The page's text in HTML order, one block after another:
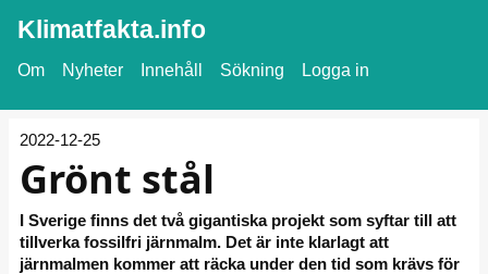
Klimatfakta.info
Om Nyheter Innehåll Sökning Logga in
2022-12-25
Grönt stål
I Sverige finns det två gigantiska projekt som syftar till att
tillverka fossilfri järnmalm. Det är inte klarlagt att
järnmalmen kommer att räcka under den tid som krävs för